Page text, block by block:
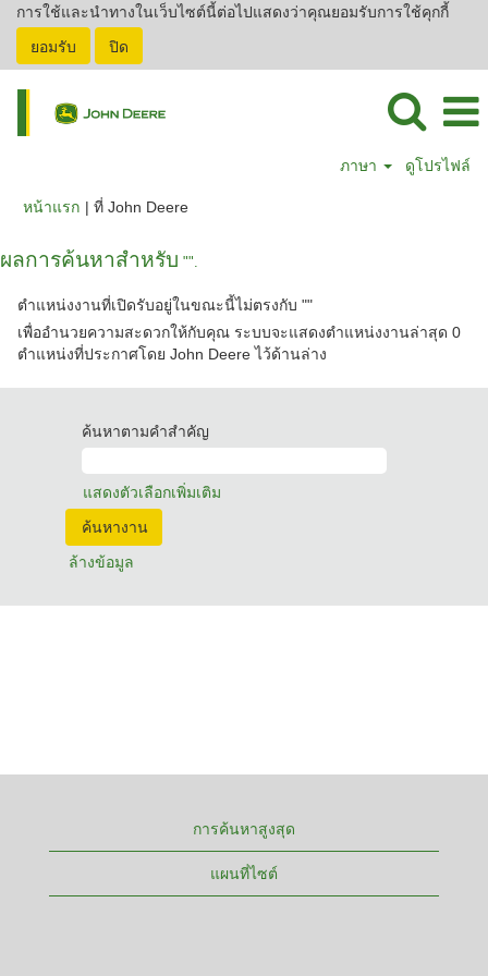
การใช้และนำทางในเว็บไซต์นี้ต่อไปแสดงว่าคุณยอมรับการใช้คุกกี้
ยอมรับ
ปิด
ภาษา ดูโปรไฟล์
หน้าแรก | ที่ John Deere(หน้า
ผลการค้นหาสำหรับ "".
ตำแหน่งงานที่เปิดรับอยู่ในขณะนี้ไม่ตรงกับ ""
เพื่ออำนวยความสะดวกให้กับคุณ ระบบจะแสดงตำแหน่งงานล่าสุด 0
ตำแหน่งที่ประกาศโดย John Deere ไว้ด้านล่าง
ค้นหาตามคำสำคัญ
แสดงตัวเลือกเพิ่มเติม
ล้างข้อมูล
การค้นหาสูงสุด
แผนที่ไซต์